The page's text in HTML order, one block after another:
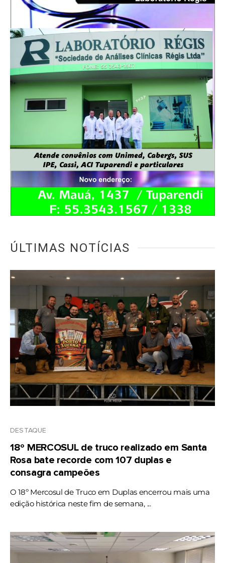
ÚLTIMAS NOTÍCIAS
DESTAQUE
18º MERCOSUL de truco realizado em Santa
Rosa bate recorde com 107 duplas e
consagra campeões
O 18º Mercosul de Truco em Duplas encerrou mais uma
edição histórica neste fim de semana, ...